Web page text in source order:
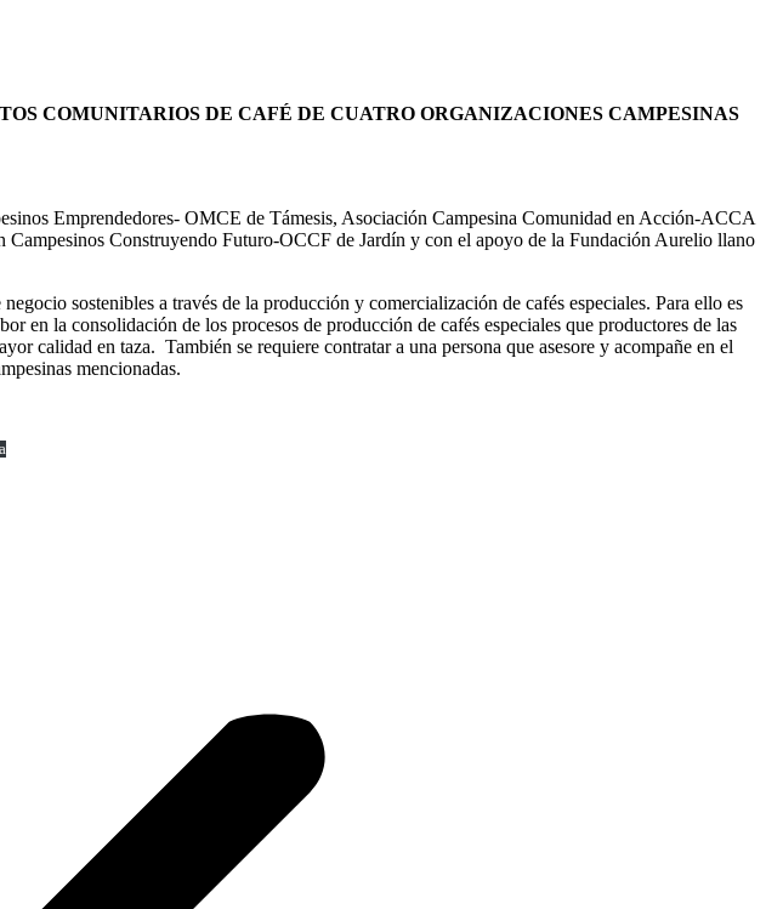
COMUNITARIOS DE CAFÉ DE CUATRO ORGANIZACIONES CAMPESINAS
Emprendedores- OMCE de Támesis, Asociación Campesina Comunidad en Acción-ACCA
Construyendo Futuro-OCCF de Jardín y con el apoyo de la Fundación Aurelio llano
sostenibles a través de la producción y comercialización de cafés especiales. Para ello es
en la consolidación de los procesos de producción de cafés especiales que productores de las
calidad en taza. También se requiere contratar a una persona que asesore y acompañe en el
mencionadas.